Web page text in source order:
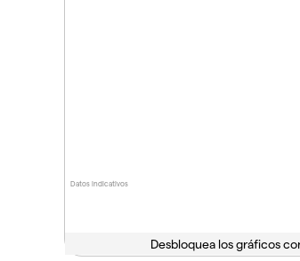
Datos indicativos
Desbloquea los gráficos